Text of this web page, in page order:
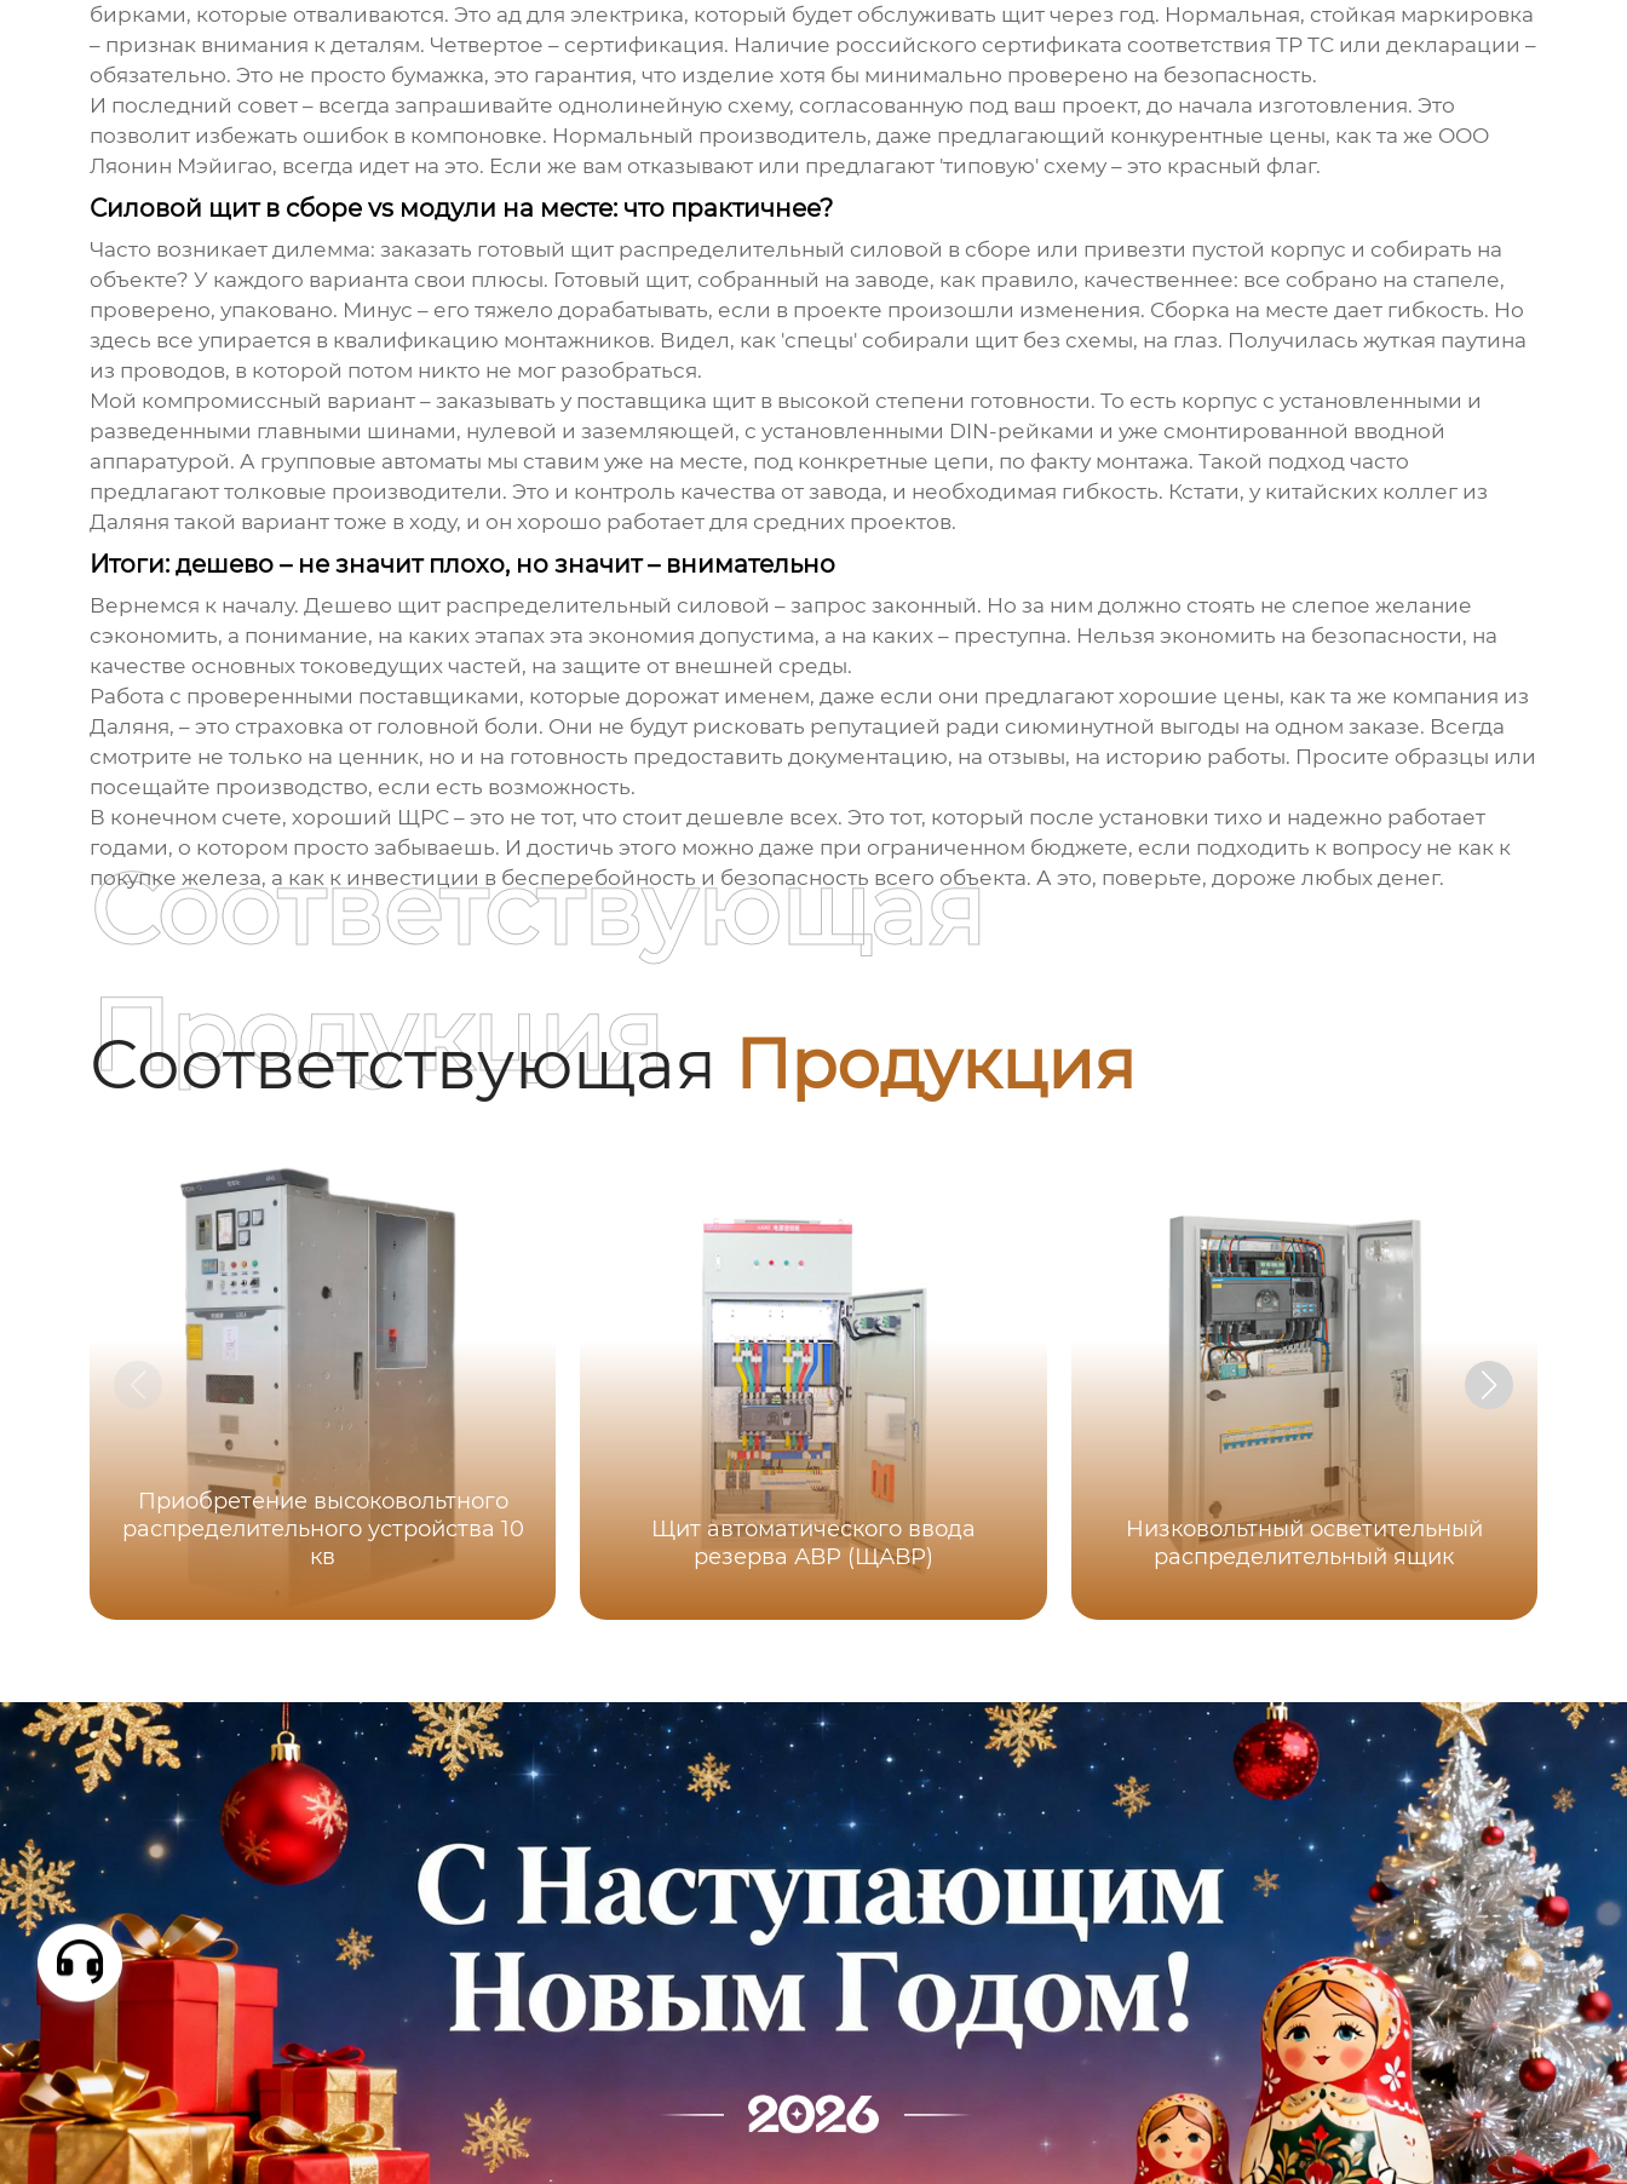
бирками, которые отваливаются. Это ад для электрика, который будет обслуживать щит через год. Нормальная, стойкая маркировка
– признак внимания к деталям. Четвертое – сертификация. Наличие российского сертификата соответствия ТР ТС или декларации –
обязательно. Это не просто бумажка, это гарантия, что изделие хотя бы минимально проверено на безопасность.
И последний совет – всегда запрашивайте однолинейную схему, согласованную под ваш проект, до начала изготовления. Это
позволит избежать ошибок в компоновке. Нормальный производитель, даже предлагающий конкурентные цены, как та же ООО
Ляонин Мэйигао, всегда идет на это. Если же вам отказывают или предлагают 'типовую' схему – это красный флаг.
Силовой щит в сборе vs модули на месте: что практичнее?
Часто возникает дилемма: заказать готовый щит распределительный силовой в сборе или привезти пустой корпус и собирать на
объекте? У каждого варианта свои плюсы. Готовый щит, собранный на заводе, как правило, качественнее: все собрано на стапеле,
проверено, упаковано. Минус – его тяжело дорабатывать, если в проекте произошли изменения. Сборка на месте дает гибкость. Но
здесь все упирается в квалификацию монтажников. Видел, как 'спецы' собирали щит без схемы, на глаз. Получилась жуткая паутина
из проводов, в которой потом никто не мог разобраться.
Мой компромиссный вариант – заказывать у поставщика щит в высокой степени готовности. То есть корпус с установленными и
разведенными главными шинами, нулевой и заземляющей, с установленными DIN-рейками и уже смонтированной вводной
аппаратурой. А групповые автоматы мы ставим уже на месте, под конкретные цепи, по факту монтажа. Такой подход часто
предлагают толковые производители. Это и контроль качества от завода, и необходимая гибкость. Кстати, у китайских коллег из
Даляня такой вариант тоже в ходу, и он хорошо работает для средних проектов.
Итоги: дешево – не значит плохо, но значит – внимательно
Вернемся к началу. Дешево щит распределительный силовой – запрос законный. Но за ним должно стоять не слепое желание
сэкономить, а понимание, на каких этапах эта экономия допустима, а на каких – преступна. Нельзя экономить на безопасности, на
качестве основных токоведущих частей, на защите от внешней среды.
Работа с проверенными поставщиками, которые дорожат именем, даже если они предлагают хорошие цены, как та же компания из
Даляня, – это страховка от головной боли. Они не будут рисковать репутацией ради сиюминутной выгоды на одном заказе. Всегда
смотрите не только на ценник, но и на готовность предоставить документацию, на отзывы, на историю работы. Просите образцы или
посещайте производство, если есть возможность.
В конечном счете, хороший ЩРС– это не тот, что стоит дешевле всех. Это тот, который после установки тихо и надежно работает
годами, о котором просто забываешь. И достичь этого можно даже при ограниченном бюджете, если подходить к вопросу не как к
покупке железа, а как к инвестиции в бесперебойность и безопасность всего объекта. А это, поверьте, дороже любых денег.
Соответствующая Продукция
Соответствующая
Продукция
Приобретение высоковольтного
распределительного устройства 10
кв
Щит автоматического ввода
резерва АВР (ЩАВР)
Низковольтный осветительный
распределительный ящик